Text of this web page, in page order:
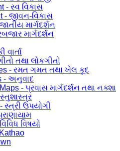
- સ્વ વિકાસ
- જીવન-વિકાસ
માર્ગદર્શન
માર્ગદર્શન
વાર્તા
તથા લોકગીતો
- રમત ગમત તથા ખેલ કૂદ
- અનુવાદ
- પ્રવાસ માર્ગદર્શન તથા નક્શા
સ્ત્રી ઉપયોગી
વિષયો